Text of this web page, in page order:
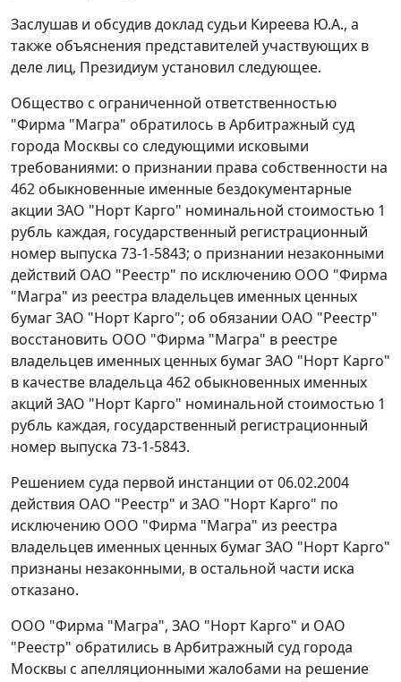
Заслушав и обсудив доклад судьи Киреева Ю.А., а
также объяснения представителей участвующих в
деле лиц, Президиум установил следующее.
Общество с ограниченной ответственностью
"Фирма "Магра" обратилось в Арбитражный суд
города Москвы со следующими исковыми
требованиями: о признании права собственности на
462 обыкновенные именные бездокументарные
акции ЗАО "Норт Карго" номинальной стоимостью 1
рубль каждая, государственный регистрационный
номер выпуска 73-1-5843; о признании незаконными
действий ОАО "Реестр" по исключению ООО "Фирма
"Магра" из реестра владельцев именных ценных
бумаг ЗАО "Норт Карго"; об обязании ОАО "Реестр"
восстановить ООО "Фирма "Магра" в реестре
владельцев именных ценных бумаг ЗАО "Норт Карго"
в качестве владельца 462 обыкновенных именных
акций ЗАО "Норт Карго" номинальной стоимостью 1
рубль каждая, государственный регистрационный
номер выпуска 73-1-5843.
Решением суда первой инстанции от 06.02.2004
действия ОАО "Реестр" и ЗАО "Норт Карго" по
исключению ООО "Фирма "Магра" из реестра
владельцев именных ценных бумаг ЗАО "Норт Карго"
признаны незаконными, в остальной части иска
отказано.
ООО "Фирма "Магра", ЗАО "Норт Карго" и ОАО
"Реестр" обратились в Арбитражный суд города
Москвы с апелляционными жалобами на решение